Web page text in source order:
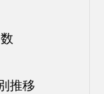
推移